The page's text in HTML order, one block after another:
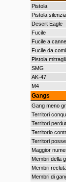
Pistola
Pistola
Desert Eagle
Fucile
Fucile a
Fucile da
Pistola
SMG
AK-47
M4
Gangs
Gang meno
Territori
Territori
Territorio
Territori
Maggior
Membri della
Membri
Membri di